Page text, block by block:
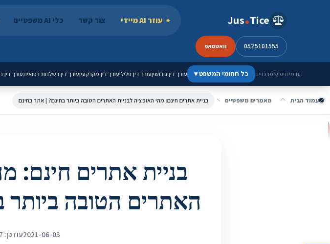
Jus Tice עוזר AI מיידי צור קשר כלי AI משפטיים
0525101555 וואטסאפ
תחומי חיפוש מרכזיים כל תחומי המשפט▾ עורך דין גירושיןעורך דין פליליעורך דין מקרקעיןעורך דין רשלנות רפואיתעורך דין
עמוד הבית מאמרים משפטיים בניית אתרים חינם: מהי האופציה לבניית האתרים הטובה ביותר בחינם? | אתר בחינם
בניית אתרים חינם:
האתרים הטובה
2021-06-03עודכן: 2026-05-17